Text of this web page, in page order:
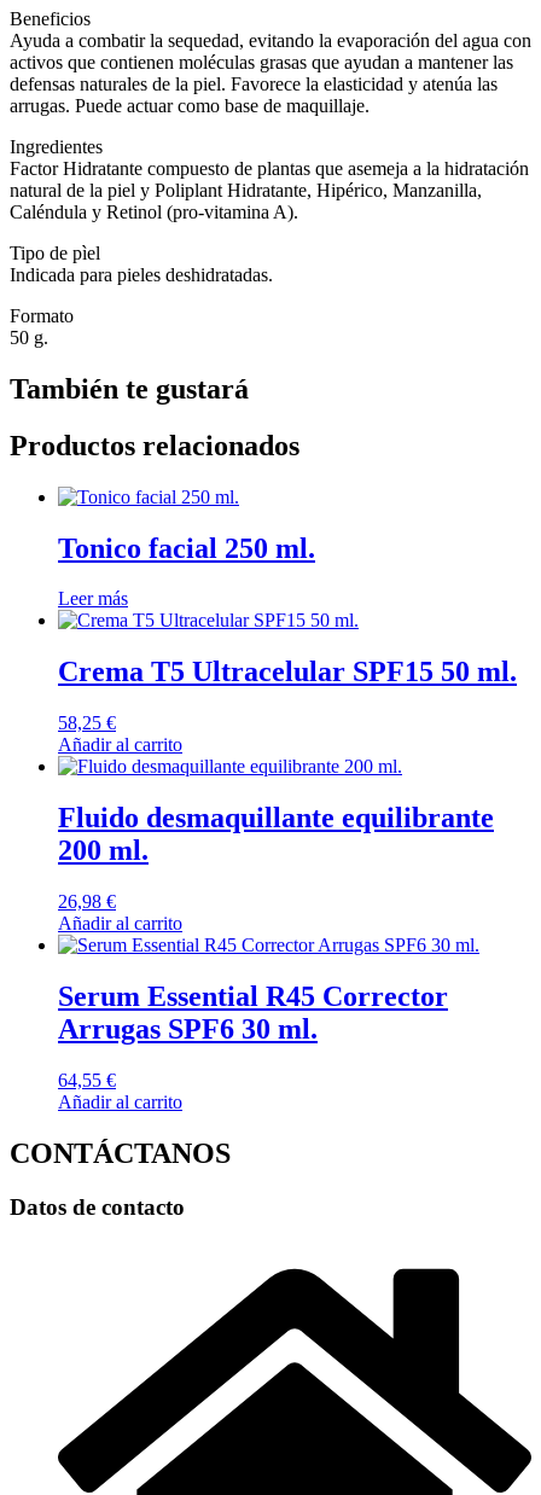
Beneficios
Ayuda a combatir la sequedad, evitando la evaporación del agua con
activos que contienen moléculas grasas que ayudan a mantener las
defensas naturales de la piel. Favorece la elasticidad y atenúa las
arrugas. Puede actuar como base de maquillaje.
Ingredientes
Factor Hidratante compuesto de plantas que asemeja a la hidratación
natural de la piel y Poliplant Hidratante, Hipérico, Manzanilla,
Caléndula y Retinol (pro-vitamina A).
Tipo de pìel
Indicada para pieles deshidratadas.
Formato
50 g.
También te gustará
Productos relacionados
Tonico facial 250 ml.
Leer más
Crema T5 Ultracelular SPF15 50 ml.
58,25 €
Añadir al carrito
Fluido desmaquillante equilibrante
200 ml.
26,98 €
Añadir al carrito
Serum Essential R45 Corrector
Arrugas SPF6 30 ml.
64,55 €
Añadir al carrito
CONTÁCTANOS
Datos de contacto